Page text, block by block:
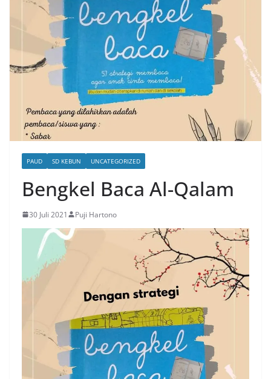
PAUD SD KEBUN UNCATEGORIZED
Bengkel Baca Al-Qalam
30 Juli 2021 Puji Hartono